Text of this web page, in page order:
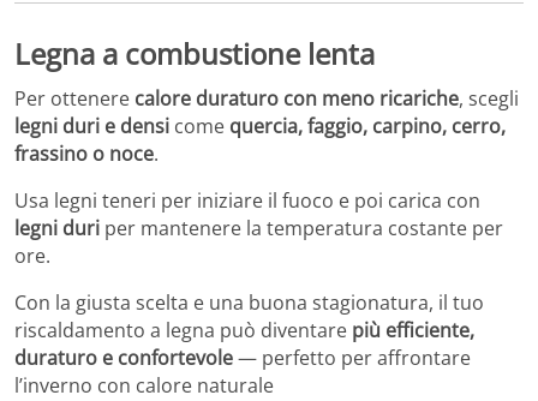
Legna a combustione lenta
Per ottenere calore duraturo con meno ricariche, scegli
legni duri e densi come quercia, faggio, carpino, cerro,
frassino o noce.
Usa legni teneri per iniziare il fuoco e poi carica con
legni duri per mantenere la temperatura costante per
ore.
Con la giusta scelta e una buona stagionatura, il tuo
riscaldamento a legna può diventare più efficiente,
duraturo e confortevole— perfetto per affrontare
l’inverno con calore naturale